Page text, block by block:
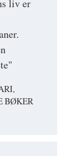
liv er
BØKER